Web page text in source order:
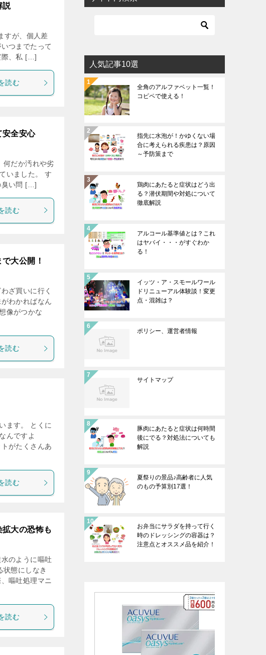
説
すが、個人差
つまでたって
際、私 […]
読む
安全安心
何だか汚れや劣
いました。 す
臭い問 […]
読む
大公開！
ざ買いに行く
わかればなん
像がつかな
読む
ます。 とくに
んですよ
がたくさんあ
読む
大の恐怖も
のように嘔吐
態にしなき
嘔吐処理マニ
読む
人気記事10選
全角のアルファベット一覧！
コピペで使える！
指先に水泡が！かゆくない場
合に考えられる疾患は？原因
～予防策まで
鶏肉にあたると症状はどう出
る？潜伏期間や対処について
徹底解説
アルコール基準値とは？これ
はヤバイ・・・がすぐわか
る！
イッツ・ア・スモールワール
ドリニューアル体験談！変更
点・混雑は？
ポリシー、運営者情報
サイトマップ
豚肉にあたると症状は何時間
後にでる？対処法についても
解説
夏祭りの景品♪高齢者に人気
のもの予算別17選！
お弁当にサラダを持って行く
時のドレッシングの容器は？
注意点とオススメ品を紹介！